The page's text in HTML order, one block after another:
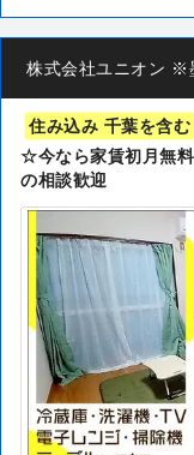
株式会社ユニオン ※
住み込み 千葉を含む
☆今なら家賃初月無
の相談歓迎